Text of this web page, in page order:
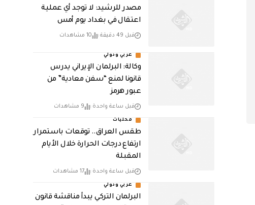
مصدر للرشيد: لا توجد أي عملية
اعتقال في بغداد يوم أمس
قبل 49 دقيقة 10 مشاهدات
عربي ودولي
وكالة: البرلمان الإيراني يدرس
قانونا لمنع “سفن معادية” من
عبور هرمز
قبل ساعة واحدة 9 مشاهدات
محليات
طقس العراق.. توقعات باستمرار
ارتفاع درجات الحرارة خلال الأيام
المقبلة
قبل ساعة واحدة 17 مشاهدات
عربي ودولي
البرلمان التركي يبدأ مناقشة قانون